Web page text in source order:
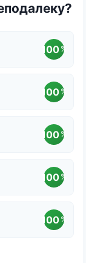
100 %
100 %
100 %
100 %
100 %